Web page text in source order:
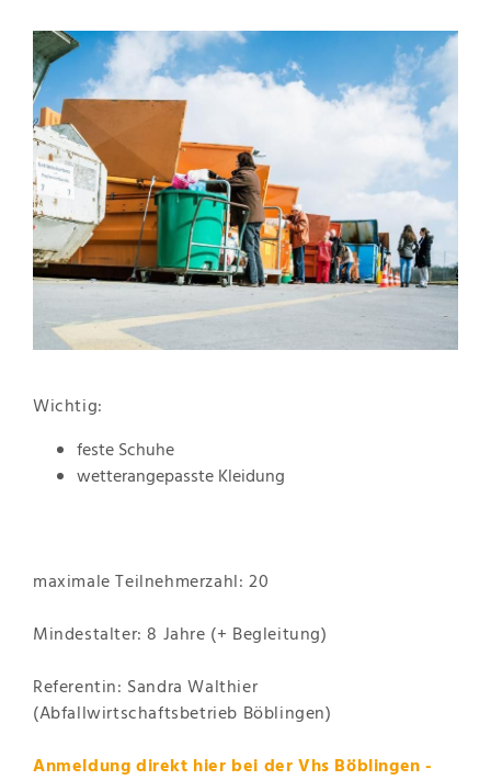
Wichtig:
feste Schuhe
wetterangepasste Kleidung
maximale Teilnehmerzahl: 20
Mindestalter: 8 Jahre (+ Begleitung)
Referentin: Sandra Walthier
(Abfallwirtschaftsbetrieb Böblingen)
Anmeldung direkt hier bei der Vhs Böblingen -